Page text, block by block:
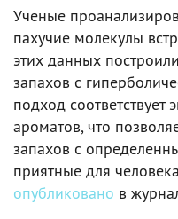
Ученые
пахучие молекулы
этих данных
запахов с
подход
ароматов, что
запахов с
приятные для
опубликовано в